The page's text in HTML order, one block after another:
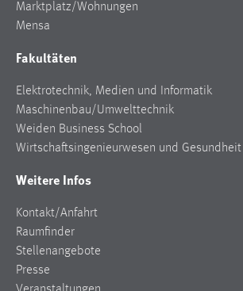
Marktplatz/Wohnungen
Mensa
Fakultäten
Elektrotechnik, Medien und Informatik
Maschinenbau/Umwelttechnik
Weiden Business School
Wirtschaftsingenieurwesen und Gesundheit
Weitere Infos
Kontakt/Anfahrt
Raumfinder
Stellenangebote
Presse